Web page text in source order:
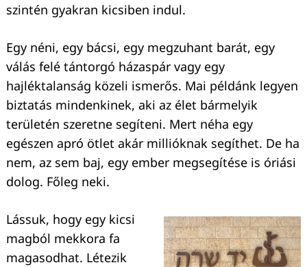
szintén gyakran kicsiben indul.
Egy néni, egy bácsi, egy megzuhant barát, egy
válás felé tántorgó házaspár vagy egy
hajléktalanság közeli ismerős. Mai példánk legyen
biztatás mindenkinek, aki az élet bármelyik
területén szeretne segíteni. Mert néha egy
egészen apró ötlet akár millióknak segíthet. De ha
nem, az sem baj, egy ember megsegítése is óriási
dolog. Főleg neki.
Lássuk, hogy egy kicsi
magból mekkora fa
magasodhat. Létezik